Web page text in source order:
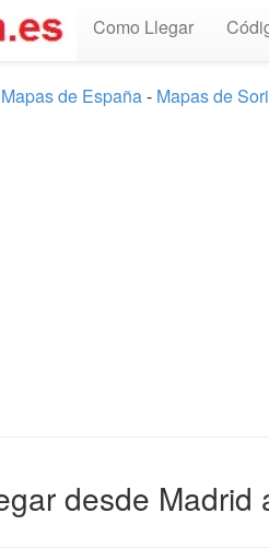
Como Llegar
Mapas de España- Mapas de
desde